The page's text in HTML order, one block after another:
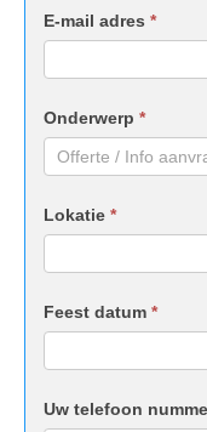
E-mail adres *
Onderwerp *
Lokatie *
Feest datum *
Uw telefoon